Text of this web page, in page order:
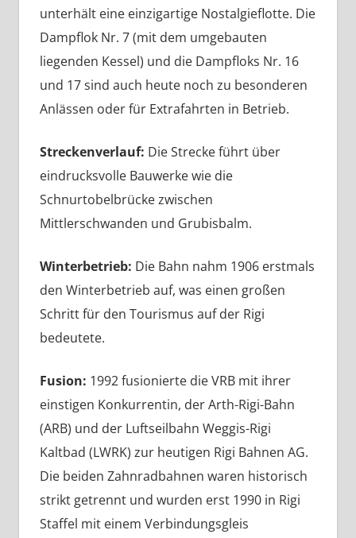
unterhält eine einzigartige Nostalgieflotte. Die
Dampflok Nr. 7 (mit dem umgebauten
liegenden Kessel) und die Dampfloks Nr. 16
und 17 sind auch heute noch zu besonderen
Anlässen oder für Extrafahrten in Betrieb.
Streckenverlauf: Die Strecke führt über
eindrucksvolle Bauwerke wie die
Schnurtobelbrücke zwischen
Mittlerschwanden und Grubisbalm.
Winterbetrieb: Die Bahn nahm 1906 erstmals
den Winterbetrieb auf, was einen großen
Schritt für den Tourismus auf der Rigi
bedeutete.
Fusion: 1992 fusionierte die VRB mit ihrer
einstigen Konkurrentin, der Arth-Rigi-Bahn
(ARB) und der Luftseilbahn Weggis-Rigi
Kaltbad (LWRK) zur heutigen Rigi Bahnen AG.
Die beiden Zahnradbahnen waren historisch
strikt getrennt und wurden erst 1990 in Rigi
Staffel mit einem Verbindungsgleis